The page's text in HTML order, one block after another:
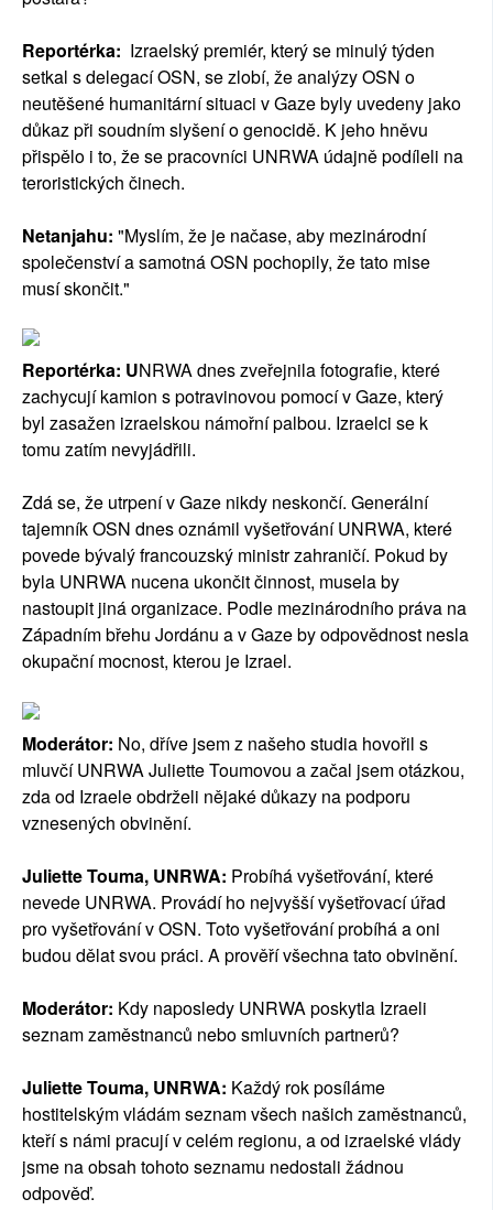
Reportérka: Izraelský premiér, který se minulý týden
setkal s delegací OSN, se zlobí, že analýzy OSN o
neutěšené humanitární situaci v Gaze byly uvedeny jako
důkaz při soudním slyšení o genocidě. K jeho hněvu
přispělo i to, že se pracovníci UNRWA údajně podíleli na
teroristických činech.
Netanjahu: "Myslím, že je načase, aby mezinárodní
společenství a samotná OSN pochopily, že tato mise
musí skončit."
Reportérka: UNRWA dnes zveřejnila fotografie, které
zachycují kamion s potravinovou pomocí v Gaze, který
byl zasažen izraelskou námořní palbou. Izraelci se k
tomu zatím nevyjádřili.
Zdá se, že utrpení v Gaze nikdy neskončí. Generální
tajemník OSN dnes oznámil vyšetřování UNRWA, které
povede bývalý francouzský ministr zahraničí. Pokud by
byla UNRWA nucena ukončit činnost, musela by
nastoupit jiná organizace. Podle mezinárodního práva na
Západním břehu Jordánu a v Gaze by odpovědnost nesla
okupační mocnost, kterou je Izrael.
Moderátor: No, dříve jsem z našeho studia hovořil s
mluvčí UNRWA Juliette Toumovou a začal jsem otázkou,
zda od Izraele obdrželi nějaké důkazy na podporu
vznesených obvinění.
Juliette Touma, UNRWA: Probíhá vyšetřování, které
nevede UNRWA. Provádí ho nejvyšší vyšetřovací úřad
pro vyšetřování v OSN. Toto vyšetřování probíhá a oni
budou dělat svou práci. A prověří všechna tato obvinění.
Moderátor: Kdy naposledy UNRWA poskytla Izraeli
seznam zaměstnanců nebo smluvních partnerů?
Juliette Touma, UNRWA: Každý rok posíláme
hostitelským vládám seznam všech našich zaměstnanců,
kteří s námi pracují v celém regionu, a od izraelské vlády
jsme na obsah tohoto seznamu nedostali žádnou
odpověď.